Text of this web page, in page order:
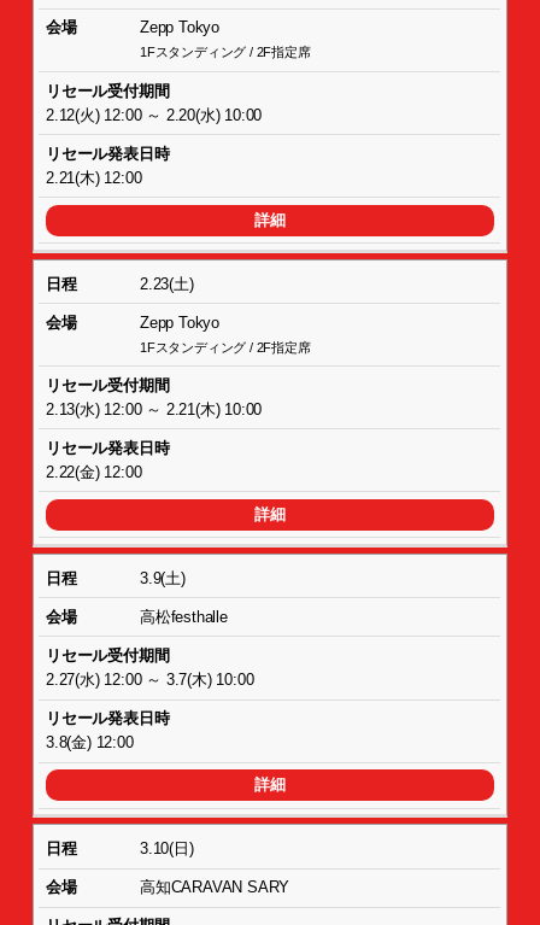
Zepp Tokyo
1Fスタンディング / 2F指定席
2.12(火) 12:00 ～ 2.20(水) 10:00
2.21(木) 12:00
詳細
2.23(土)
Zepp Tokyo
1Fスタンディング / 2F指定席
2.13(水) 12:00 ～ 2.21(木) 10:00
2.22(金) 12:00
詳細
3.9(土)
高松festhalle
2.27(水) 12:00 ～ 3.7(木) 10:00
3.8(金) 12:00
詳細
3.10(日)
高知CARAVAN SARY